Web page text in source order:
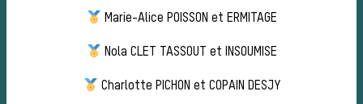
Marie-Alice POISSON et ERMITAGE
Nola CLET TASSOUT et INSOUMISE
Charlotte PICHON et COPAIN DESJY